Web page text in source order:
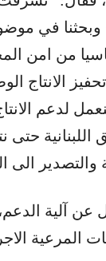
في
من امن
الانتاج
لدعم
حتى
والتصدير الى
عن آلية
المرعية